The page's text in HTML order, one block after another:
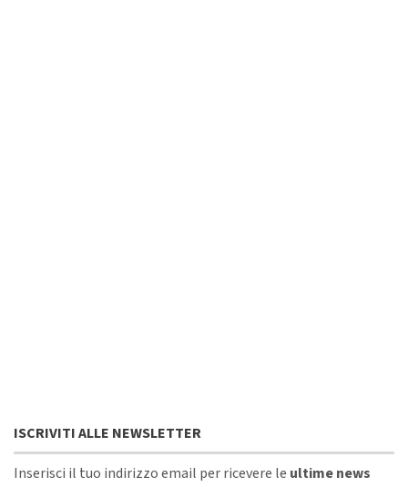
ISCRIVITI ALLE NEWSLETTER
Inserisci il tuo indirizzo email per ricevere le ultime news